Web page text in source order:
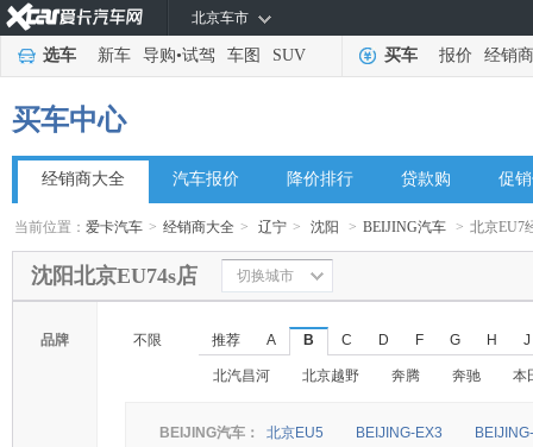
北京车市
选车 新车 导购•试驾 车图 SUV 买车 报价 经销商
买车中心
经销商大全 汽车报价 降价排行 贷款购 促
当前位置：爱卡汽车 > 经销商大全 > 辽宁 > 沈阳 > BEIJING汽车 > 北京EU7
沈阳北京EU74s店 切换城市
品牌 不限 推荐 A B C D F G H J
北汽昌河 北京越野 奔腾 奔驰 本
BEIJING汽车： 北京EU5 BEIJING-EX3